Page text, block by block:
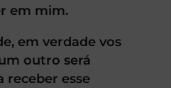
em mim.
em verdade vos
outro será
receber esse